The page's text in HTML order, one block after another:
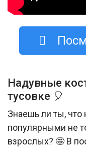
Надувные
тусовке 🎈
Знаешь ли ты,
популярными не
взрослых? 🤩 В